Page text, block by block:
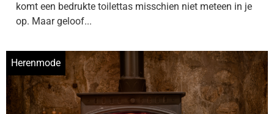
komt een bedrukte toilettas misschien niet meteen in je
op. Maar geloof...
Herenmode